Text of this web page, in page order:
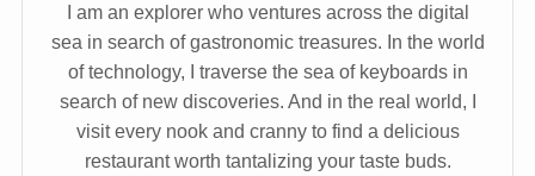
I am an explorer who ventures across the digital
sea in search of gastronomic treasures. In the world
of technology, I traverse the sea of keyboards in
search of new discoveries. And in the real world, I
visit every nook and cranny to find a delicious
restaurant worth tantalizing your taste buds.